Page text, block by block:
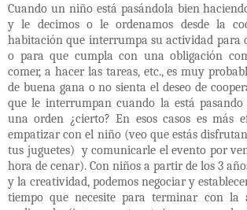
Cuando un niño está pasándola bien
y le decimos o le ordenamos desde la
habitación que interrumpa su actividad para
o para que cumpla con una obligación
comer, a hacer las tareas, etc., es muy
de buena gana o no sienta el deseo de
que le interrumpan cuando la está
una orden ¿cierto? En esos casos es más
empatizar con el niño (veo que estás
tus juguetes) y comunicarle el evento por
hora de cenar). Con niños a partir de los 3
y la creatividad, podemos negociar y
tiempo que necesite para terminar con la